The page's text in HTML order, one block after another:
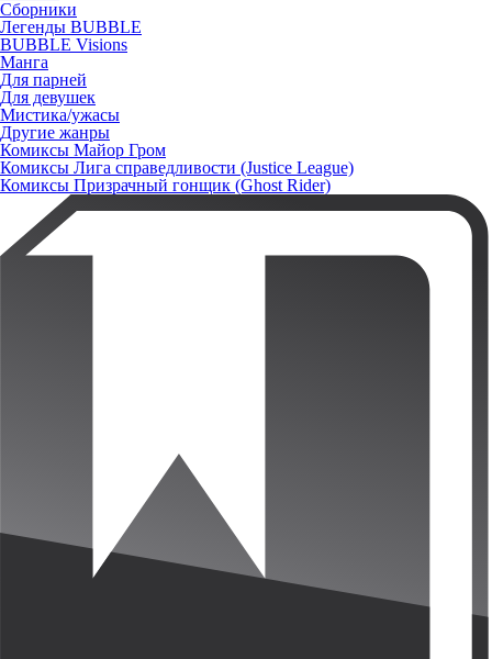
Сборники
Легенды BUBBLE
BUBBLE Visions
Манга
Для парней
Для девушек
Мистика/ужасы
Другие жанры
Комиксы Майор Гром
Комиксы Лига справедливости (Justice League)
Комиксы Призрачный гонщик (Ghost Rider)